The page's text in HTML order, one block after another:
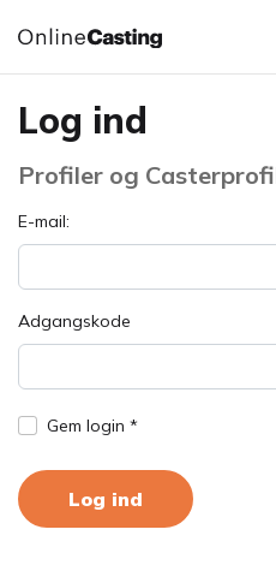
Log ind
Profiler og
E-mail:
Adgangskode
Gem login *
Log ind